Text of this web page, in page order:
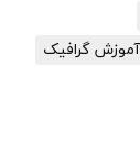
گرافیک